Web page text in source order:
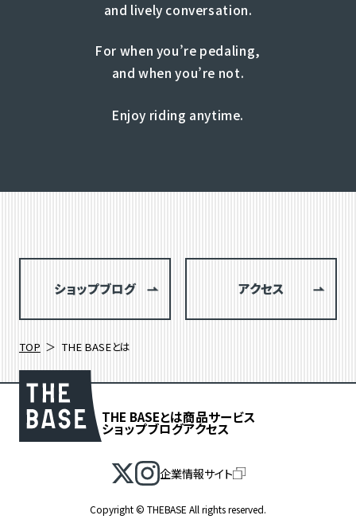
and lively conversation.
For when you’re pedaling,
and when you’re not.
Enjoy riding anytime.
ショップブログ アクセス
TOP THE BASEとは
THE BASEとは商品サービス
ショップブログアクセス
企業情報サイト
Copyright © THEBASE All rights reserved.